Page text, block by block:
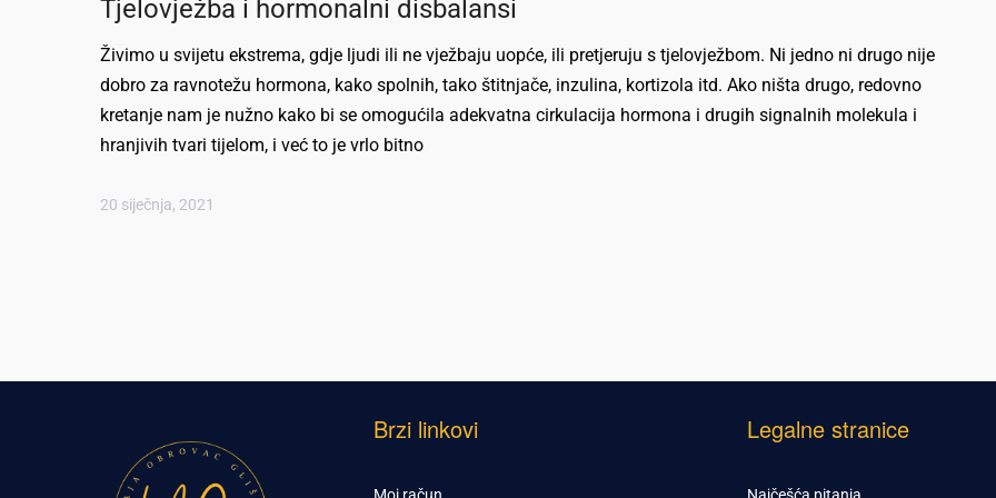
Tjelovježba i hormonalni disbalansi
Živimo u svijetu ekstrema, gdje ljudi ili ne vježbaju uopće, ili pretjeruju s tjelovježbom. Ni jedno ni drugo nije
dobro za ravnotežu hormona, kako spolnih, tako štitnjače, inzulina, kortizola itd. Ako ništa drugo, redovno
kretanje nam je nužno kako bi se omogućila adekvatna cirkulacija hormona i drugih signalnih molekula i
hranjivih tvari tijelom, i već to je vrlo bitno
20 siječnja, 2021
Brzi linkovi Legalne stranice